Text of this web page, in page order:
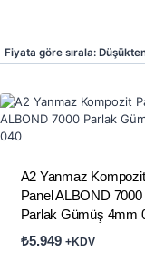
A2 Yanmaz Kompozit
Panel ALBOND 7000
Parlak Gümüş 4mm
₺5.949 +KDV